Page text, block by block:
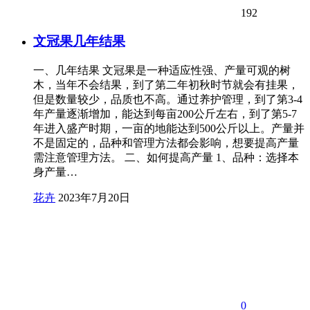
192
文冠果几年结果
一、几年结果 文冠果是一种适应性强、产量可观的树
木，当年不会结果，到了第二年初秋时节就会有挂果，
但是数量较少，品质也不高。通过养护管理，到了第3-4
年产量逐渐增加，能达到每亩200公斤左右，到了第5-7
年进入盛产时期，一亩的地能达到500公斤以上。产量并
不是固定的，品种和管理方法都会影响，想要提高产量
需注意管理方法。 二、如何提高产量 1、品种：选择本
身产量…
花卉 2023年7月20日
0